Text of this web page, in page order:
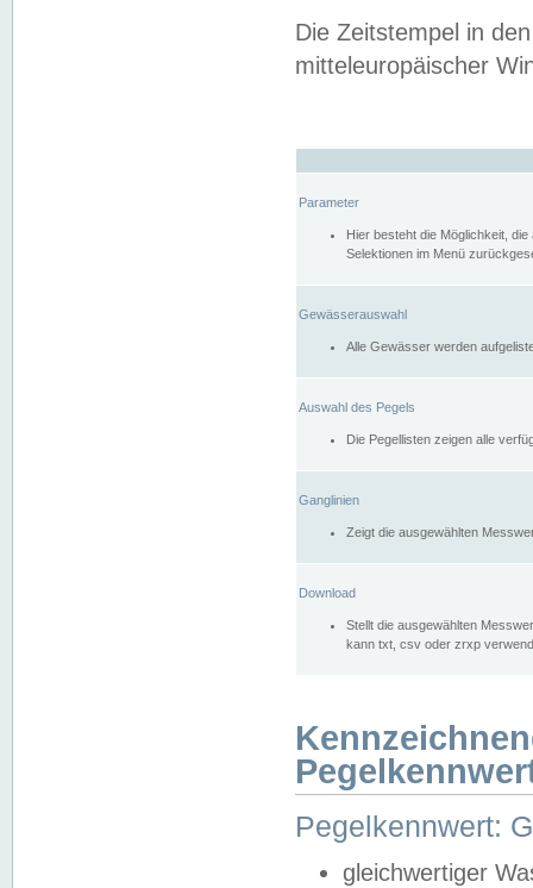
Die Zeitstempel in
mitteleuropäischer
Parameter
Hier besteht die Möglichkeit,
Selektionen im Menü
Gewässerauswahl
Alle Gewässer werden
Auswahl des Pegels
Die Pegellisten zeigen alle
Ganglinien
Zeigt die ausgewählten
Download
Stellt die ausgewählten
kann txt, csv oder zrxp
Pegelkennwert:
gleichwertiger